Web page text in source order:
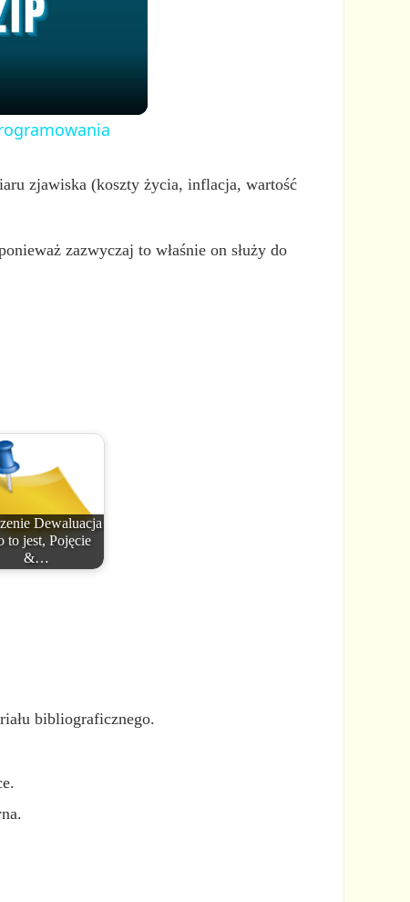
zjawiska (koszty życia, inflacja, wartość
zazwyczaj to właśnie on służy do
Dewaluacja
to jest, Pojęcie
&…
bibliograficznego.